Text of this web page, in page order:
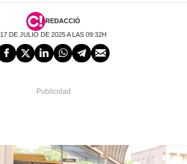
REDACCIÓ
17 DE JULIO DE 2025 A LAS 09:32H